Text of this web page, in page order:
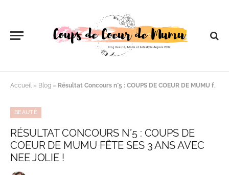
Accueil » Blog » Résultat Concours n°5 : COUPS DE COEUR DE MUMU fête ses 3 ans avec NEE JOLIE !
BEAUTÉ
RÉSULTAT CONCOURS N°5 : COUPS DE
COEUR DE MUMU FÊTE SES 3 ANS AVEC
NEE JOLIE !